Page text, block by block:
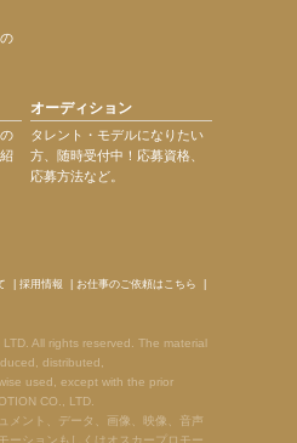
オーディション
タレント・モデルになりたい
方、随時受付中！応募資格、
応募方法など。
採用情報 お仕事のご依頼はこちら
All rights reserved. The material
distributed,
used, except with the prior
CO., LTD.
メント、データ、画像、映像、音声